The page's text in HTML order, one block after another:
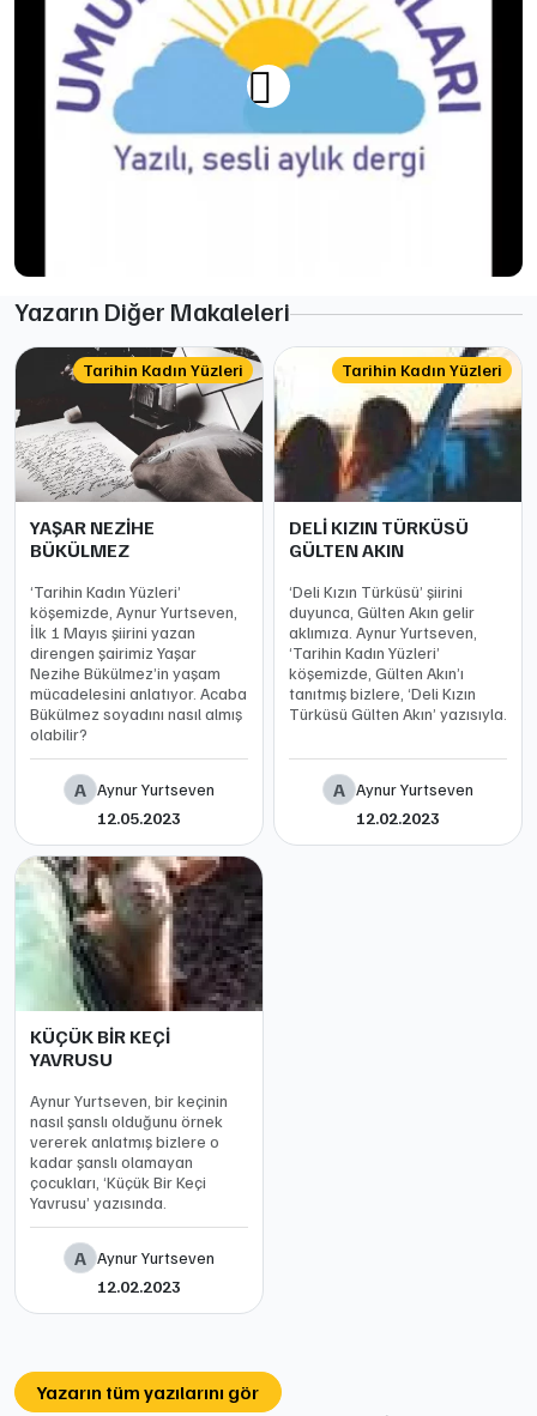
Yazarın Diğer Makaleleri
Tarihin Kadın Yüzleri
YAŞAR NEZİHE
BÜKÜLMEZ
‘Tarihin Kadın Yüzleri’
köşemizde, Aynur Yurtseven,
İlk 1 Mayıs şiirini yazan
direngen şairimiz Yaşar
Nezihe Bükülmez’in yaşam
mücadelesini anlatıyor. Acaba
Bükülmez soyadını nasıl almış
olabilir?
A Aynur Yurtseven
12.05.2023
Tarihin Kadın Yüzleri
DELİ KIZIN TÜRKÜSÜ
GÜLTEN AKIN
‘Deli Kızın Türküsü’ şiirini
duyunca, Gülten Akın gelir
aklımıza. Aynur Yurtseven,
‘Tarihin Kadın Yüzleri’
köşemizde, Gülten Akın’ı
tanıtmış bizlere, ‘Deli Kızın
Türküsü Gülten Akın’ yazısıyla.
A Aynur Yurtseven
12.02.2023
KÜÇÜK BİR KEÇİ
YAVRUSU
Aynur Yurtseven, bir keçinin
nasıl şanslı olduğunu örnek
vererek anlatmış bizlere o
kadar şanslı olamayan
çocukları, ‘Küçük Bir Keçi
Yavrusu’ yazısında.
A Aynur Yurtseven
12.02.2023
Yazarın tüm yazılarını gör